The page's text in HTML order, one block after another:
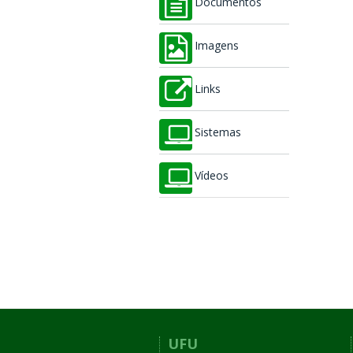
Documentos
Imagens
Links
Sistemas
Vídeos
UFU